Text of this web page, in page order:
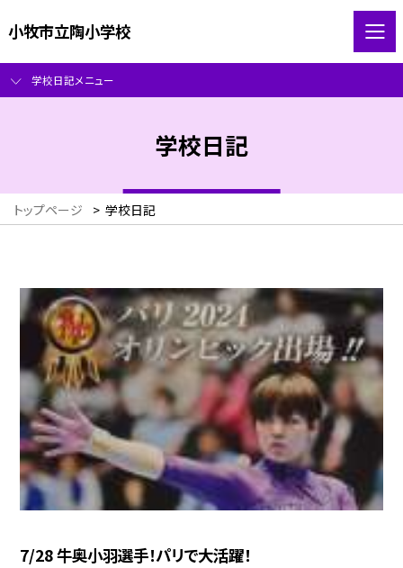
小牧市立陶小学校
学校日記メニュー
学校日記
トップページ > 学校日記
7/28 牛奥小羽選手！パリで大活躍！